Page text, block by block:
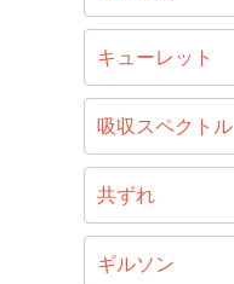
キューレット
吸収スペクトル
共ずれ
ギルソン